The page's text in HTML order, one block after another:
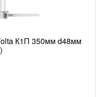
К1П 350мм d48мм